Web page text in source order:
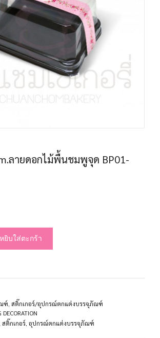
ลายดอกไม้พื้นชมพูจุด BP01-
หยิบใส่ตะกร้า
ฑ์ สติ๊กเกอร์/อุปกรณ์ตกแต่งบรรจุภัณฑ์
DECORATION
สติ๊กเกอร์ อุปกรณ์ตกแต่งบรรจุภัณฑ์